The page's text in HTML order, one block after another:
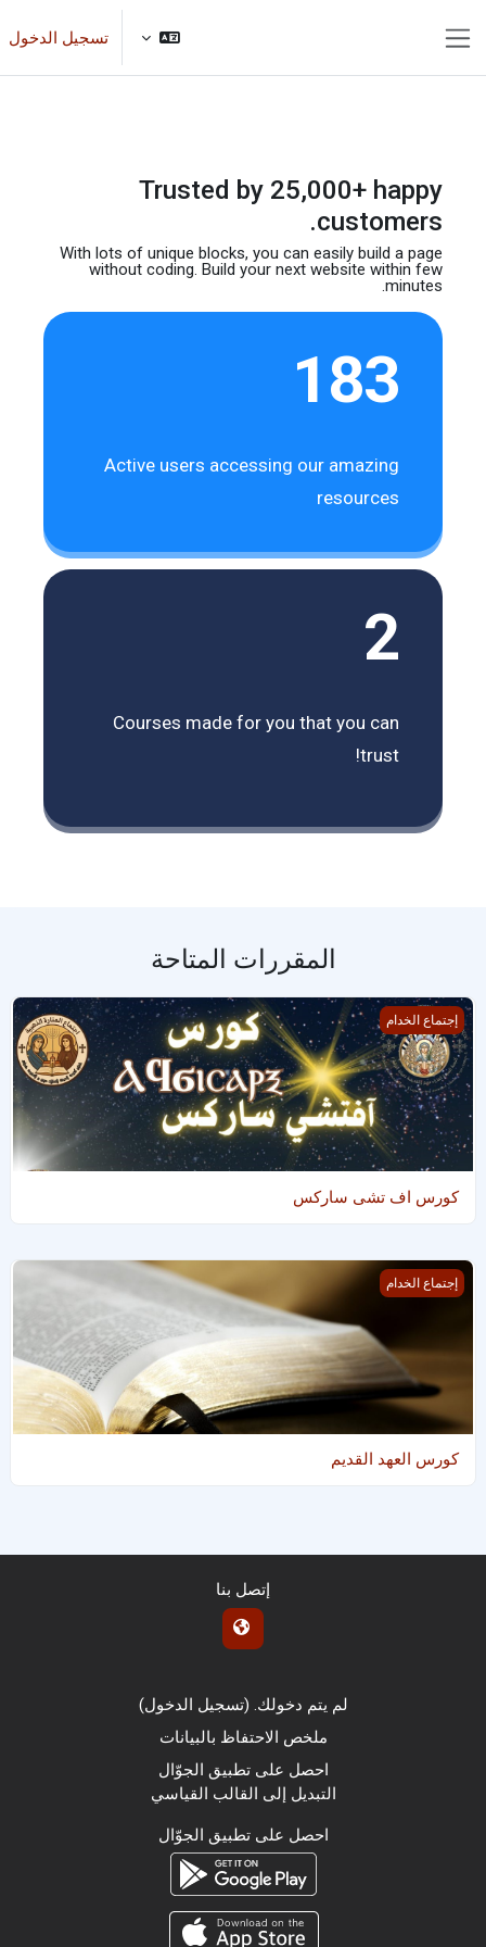
تسجيل الدخول
Trusted by 25,000+ happy
customers.
With lots of unique blocks, you can easily build a page
without coding. Build your next website within few
minutes.
183
Active users accessing our amazing
resources
2
Courses made for you that you can
trust!
المقررات المتاحة
كورس اف تشى ساركس
إجتماع الخدام
كورس اف تشى ساركس
كورس العهد القديم
إجتماع الخدام
كورس العهد القديم
إتصل بنا
لم يتم دخولك. (تسجيل الدخول)
ملخص الاحتفاظ بالبيانات
احصل على تطبيق الجوّال
التبديل إلى القالب القياسي
احصل على تطبيق الجوّال